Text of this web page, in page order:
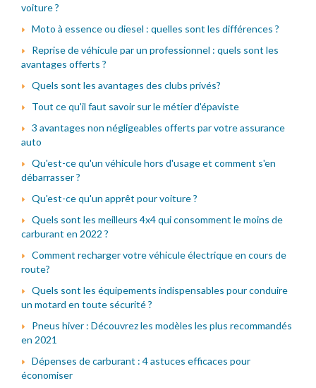
voiture ?
Moto à essence ou diesel : quelles sont les différences ?
Reprise de véhicule par un professionnel : quels sont les
avantages offerts ?
Quels sont les avantages des clubs privés?
Tout ce qu'il faut savoir sur le métier d'épaviste
3 avantages non négligeables offerts par votre assurance
auto
Qu'est-ce qu'un véhicule hors d'usage et comment s'en
débarrasser ?
Qu'est-ce qu'un apprêt pour voiture ?
Quels sont les meilleurs 4x4 qui consomment le moins de
carburant en 2022 ?
Comment recharger votre véhicule électrique en cours de
route?
Quels sont les équipements indispensables pour conduire
un motard en toute sécurité ?
Pneus hiver : Découvrez les modèles les plus recommandés
en 2021
Dépenses de carburant : 4 astuces efficaces pour
économiser